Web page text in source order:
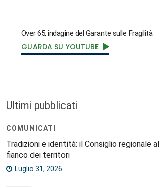
Over 65, indagine del Garante sulle Fragilità
GUARDA SU YOUTUBE
Ultimi pubblicati
COMUNICATI
Tradizioni e identità: il Consiglio regionale al
fianco dei territori
Luglio 31, 2026